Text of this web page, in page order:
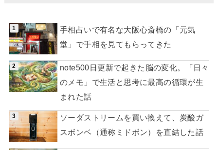
手相占いで有名な大阪心斎橋の「元気
堂」で手相を見てもらってきた
note500日更新で起きた脳の変化。「日々
のメモ」で生活と思考に最高の循環が生
まれた話
ソーダストリームを買い換えて、炭酸ガ
スボンベ（通称ミドボン）を直結した話